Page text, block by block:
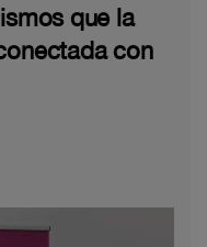
que la
con